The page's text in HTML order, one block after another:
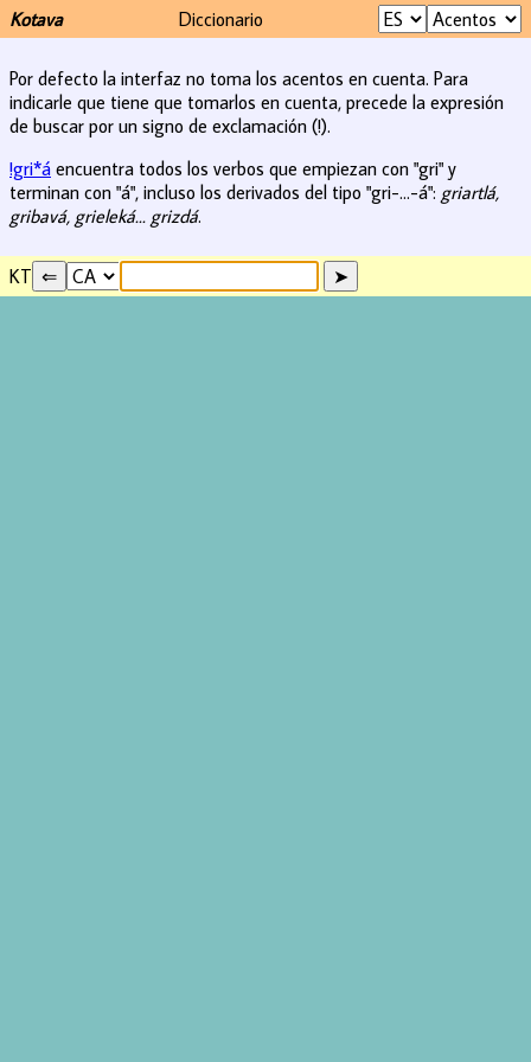
Kotava Diccionario
Por defecto la interfaz no toma los acentos en cuenta. Para
indicarle que tiene que tomarlos en cuenta, precede la expresión
de buscar por un signo de exclamación (!).
!gri*á encuentra todos los verbos que empiezan con "gri" y
terminan con "á", incluso los derivados del tipo "gri-...-á": griartlá,
gribavá, grieleká... grizdá.
KT